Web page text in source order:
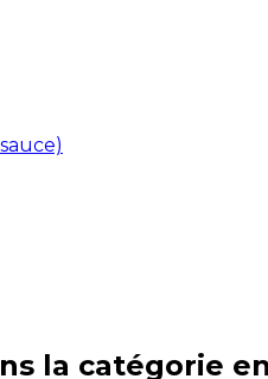
la catégorie